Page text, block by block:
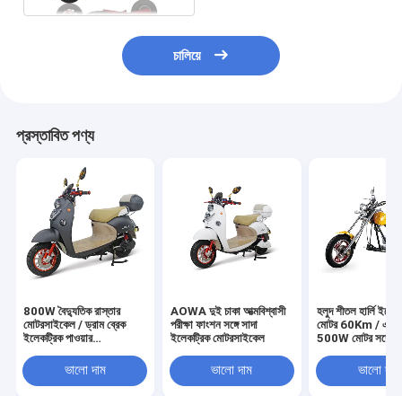
চালিয়ে
প্রস্তাবিত পণ্য
800W বৈদ্যুতিক রাস্তার
মোটরসাইকেল / ড্রাম ব্রেক
ইলেকট্রিক পাওয়ার
ভালো দাম
AOWA দুই চাকা আত্মবিশ্বাসী
পরীক্ষা ফাংশন সঙ্গে সাদা
ইলেকট্রিক মোটরসাইকেল
ভালো দাম
হলুদ শীতল হার্লি
মোটর 60Km /
500W মোটর সঙ্গে
ভালো দাম